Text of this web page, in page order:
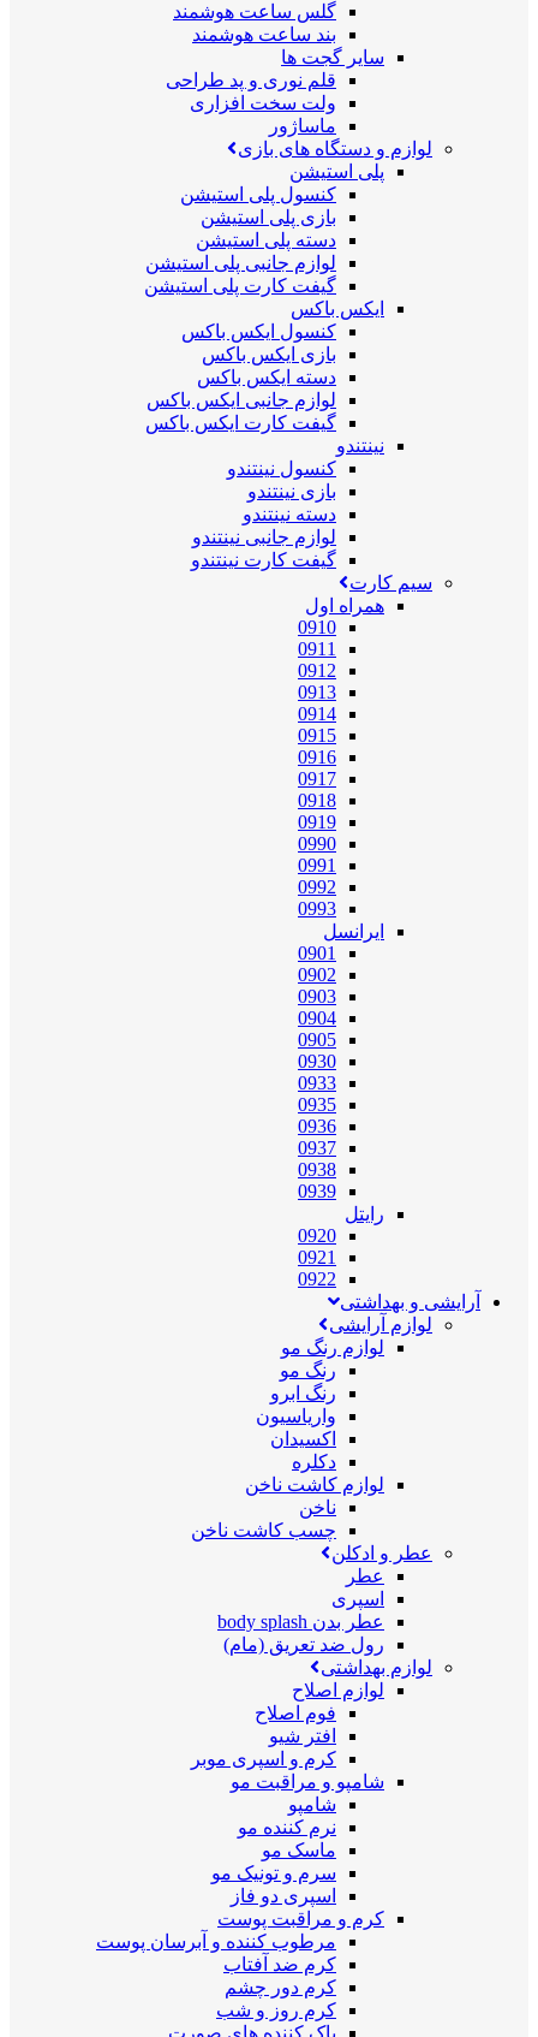
گلس ساعت هوشمند
بند ساعت هوشمند
سایر گجت ها
قلم نوری و پد طراحی
ولت سخت افزاری
ماساژور
لوازم و دستگاه های بازی
پلی استیشن
کنسول پلی استیشن
بازی پلی استیشن
دسته پلی استیشن
لوازم جانبی پلی استیشن
گیفت کارت پلی استیشن
ایکس باکس
کنسول ایکس باکس
بازی ایکس باکس
دسته ایکس باکس
لوازم جانبی ایکس باکس
گیفت کارت ایکس باکس
نینتندو
کنسول نینتندو
بازی نینتندو
دسته نینتندو
لوازم جانبی نینتندو
گیفت کارت نینتندو
سیم کارت
همراه اول
0910
0911
0912
0913
0914
0915
0916
0917
0918
0919
0990
0991
0992
0993
ایرانسل
0901
0902
0903
0904
0905
0930
0933
0935
0936
0937
0938
0939
رایتل
0920
0921
0922
آرایشی و بهداشتی
لوازم آرایشی
لوازم رنگ مو
رنگ مو
رنگ ابرو
واریاسیون
اکسیدان
دکلره
لوازم کاشت ناخن
ناخن
چسب کاشت ناخن
عطر و ادکلن
عطر
اسپری
عطر بدن body splash
رول ضد تعریق (مام)
لوازم بهداشتی
لوازم اصلاح
فوم اصلاح
افتر شیو
کرم و اسپری موبر
شامپو و مراقبت مو
شامپو
نرم کننده مو
ماسک مو
سرم و تونیک مو
اسپری دو فاز
کرم و مراقبت پوست
مرطوب کننده و آبرسان پوست
کرم ضد آفتاب
کرم دور چشم
کرم روز و شب